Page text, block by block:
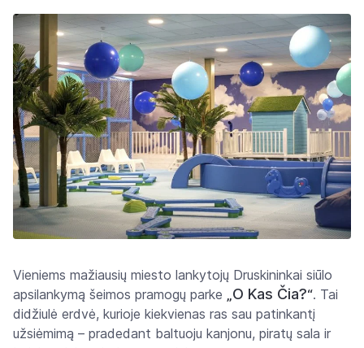
Vieniems mažiausių miesto lankytojų Druskininkai siūlo
apsilankymą šeimos pramogų parke „O Kas Čia?“. Tai
didžiulė erdvė, kurioje kiekvienas ras sau patinkantį
užsiėmimą – pradedant baltuoju kanjonu, piratų sala ir